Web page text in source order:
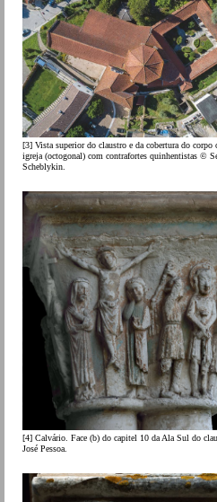
[3] Vista superior do claustro e da cobertura do corpo
igreja (octogonal) com contrafortes quinhentistas ©
Scheblykin.
[4] Calvário. Face (b) do capitel 10 da Ala Sul do
José Pessoa.